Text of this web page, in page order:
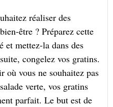
réaliser des
être ? Préparez cette
et mettez-la dans des
congelez vos gratins.
où vous ne souhaitez pas
verte, vos gratins
parfait. Le but est de